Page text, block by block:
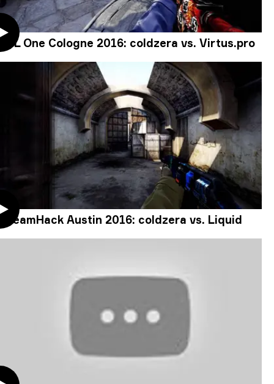
ESL One Cologne 2016: coldzera vs. Virtus.pro
DreamHack Austin 2016: coldzera vs. Liquid